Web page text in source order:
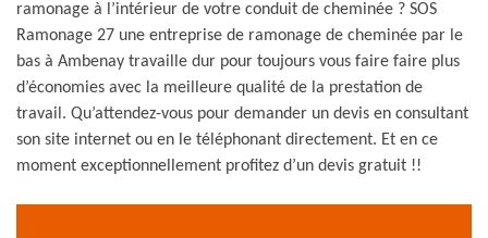
ramonage à l’intérieur de votre conduit de cheminée ? SOS
Ramonage 27 une entreprise de ramonage de cheminée par le
bas à Ambenay travaille dur pour toujours vous faire faire plus
d’économies avec la meilleure qualité de la prestation de
travail. Qu’attendez-vous pour demander un devis en consultant
son site internet ou en le téléphonant directement. Et en ce
moment exceptionnellement profitez d’un devis gratuit !!